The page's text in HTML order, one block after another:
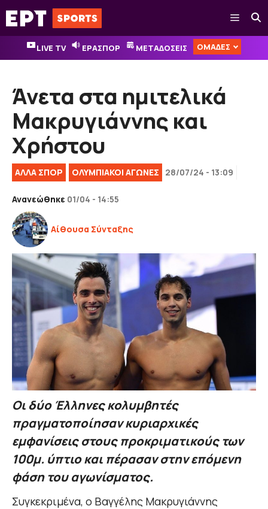
Μετάβαση
σε
περιεχόμενο
Μενού
LIVE TV ΕΡΑΣΠΟΡ ΜΕΤΑΔΟΣΕΙΣ ΟΜΑΔΕΣ
Άνετα στα ημιτελικά
Μακρυγιάννης και
Χρήστου
ΑΛΛΑ ΣΠΟΡ ΟΛΥΜΠΙΑΚΟΊ ΑΓΏΝΕΣ 28/07/24 - 13:09
Ανανεώθηκε 01/04 - 14:55
Αίθουσα Σύνταξης
Οι δύο Έλληνες κολυμβητές
πραγματοποίησαν κυριαρχικές
εμφανίσεις στους προκριματικούς των
100μ. ύπτιο και πέρασαν στην επόμενη
φάση του αγωνίσματος.
Συγκεκριμένα, ο Βαγγέλης Μακρυγιάννης